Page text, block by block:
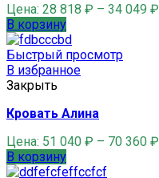
Цена: 28 818 ₽ – 34 049 ₽
В корзину
Быстрый просмотр
В избранное
Закрыть
Кровать Алина
Цена: 51 040 ₽ – 70 360 ₽
В корзину